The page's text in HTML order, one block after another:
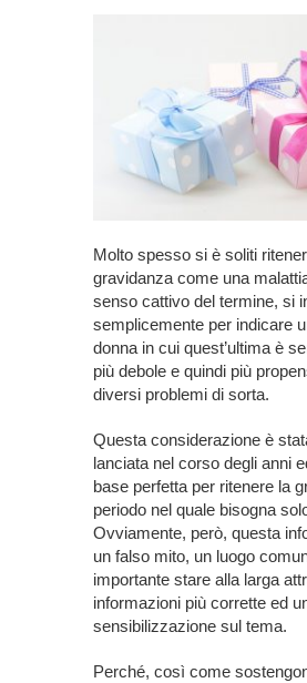
Molto spesso si è soliti
gravidanza come una
senso cattivo del termine, si
semplicemente per indicare
donna in cui quest’ultima è
più debole e quindi più
diversi problemi di sorta.
Questa considerazione è
lanciata nel corso degli anni
base perfetta per ritenere la
periodo nel quale bisogna
Ovviamente, però, questa
un falso mito, un luogo
importante stare alla larga
informazioni più corrette ed
sensibilizzazione sul tema.
Perché, così come